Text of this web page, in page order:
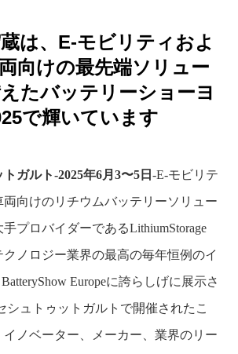
は、E-モビリティおよ
向けの最先端ソリュー
たバッテリーショーヨ
で輝いています
トガルト-2025年6月3〜5日-E-モビリテ
両向けのリチウムバッテリーソリュー
プロバイダーであるLithiumStorage
ノロジー業界の最高の毎年恒例のイ
Europeに誇らしげに展示さ
シュトゥットガルトで開催されたこ
ノベーター、メーカー、業界のリー